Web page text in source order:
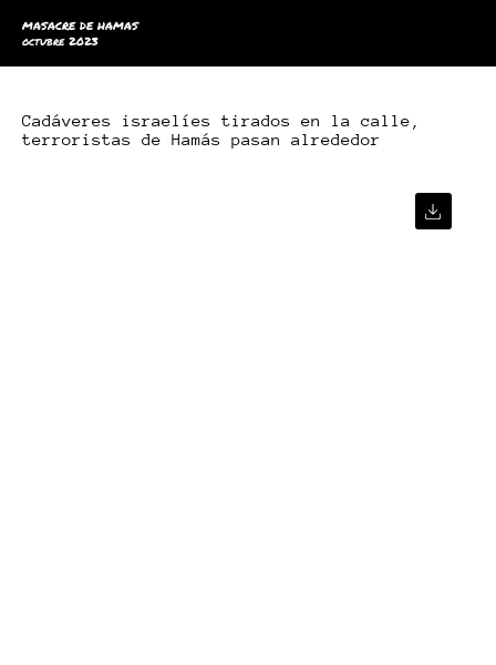
MASACRE DE HAMAS
octubre 2023
Cadáveres israelíes tirados en la calle,
terroristas de Hamás pasan alrededor